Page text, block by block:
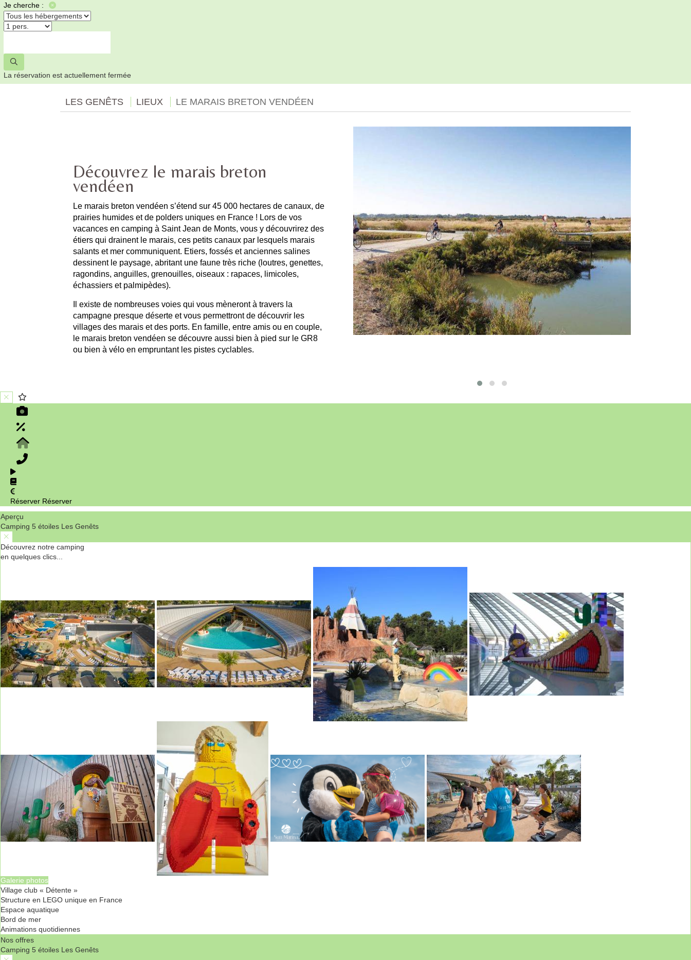
Je cherche :
La réservation est actuellement fermée
LES GENÊTS LIEUX LE MARAIS BRETON VENDÉEN
Découvrez le marais breton
vendéen
Le marais breton vendéen s’étend sur 45 000 hectares de canaux, de
prairies humides et de polders uniques en France ! Lors de vos
vacances en camping à Saint Jean de Monts, vous y découvrirez des
étiers qui drainent le marais, ces petits canaux par lesquels marais
salants et mer communiquent. Etiers, fossés et anciennes salines
dessinent le paysage, abritant une faune très riche (loutres, genettes,
ragondins, anguilles, grenouilles, oiseaux : rapaces, limicoles,
échassiers et palmipèdes).
Il existe de nombreuses voies qui vous mèneront à travers la
campagne presque déserte et vous permettront de découvrir les
villages des marais et des ports. En famille, entre amis ou en couple,
le marais breton vendéen se découvre aussi bien à pied sur le GR8
ou bien à vélo en empruntant les pistes cyclables.
Réserver Réserver
Aperçu
Camping 5 étoiles Les Genêts
Découvrez notre camping
en quelques clics...
Galerie photos
Village club « Détente »
Structure en LEGO unique en France
Espace aquatique
Bord de mer
Animations quotidiennes
Nos offres
Camping 5 étoiles Les Genêts